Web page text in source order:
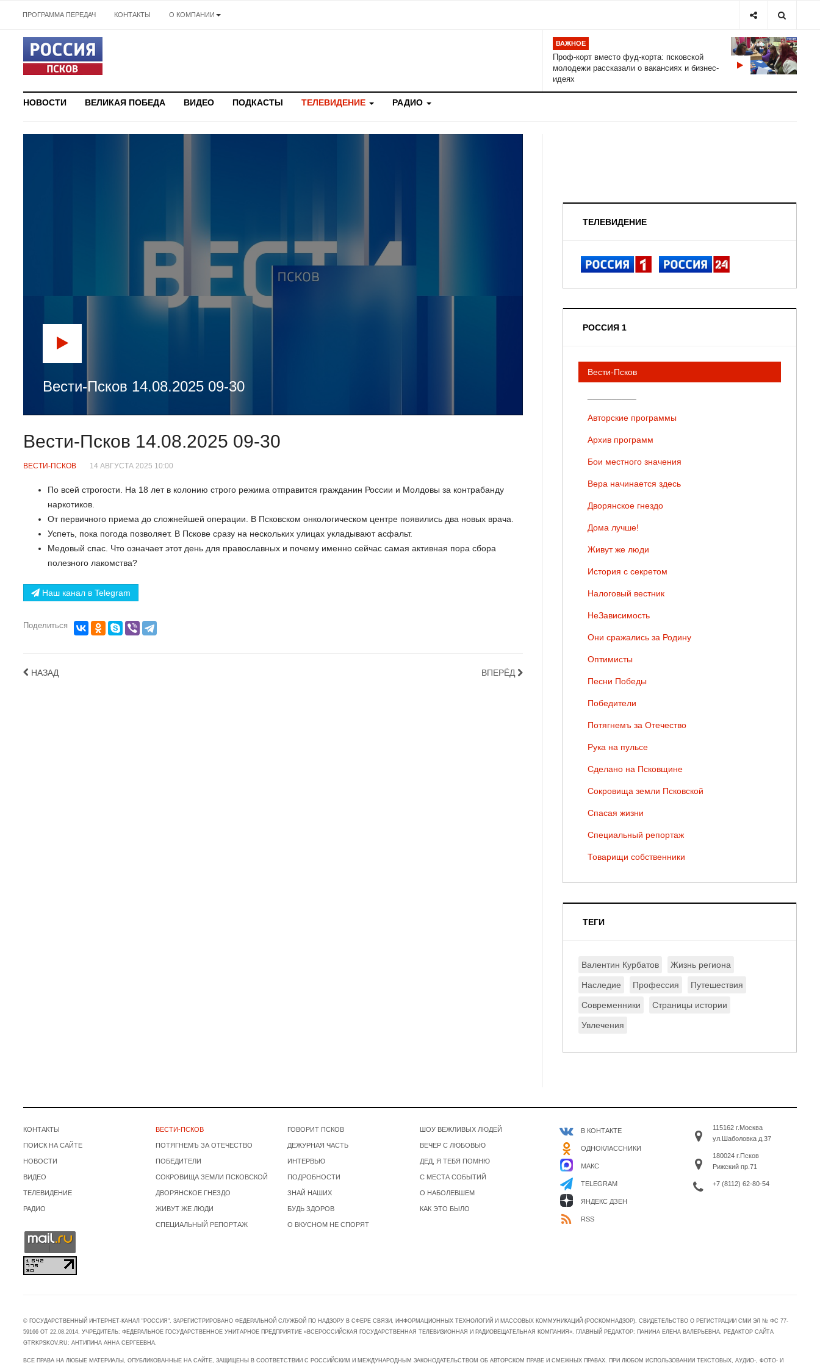
ПРОГРАММА ПЕРЕДАЧ КОНТАКТЫ О КОМПАНИИ
ВАЖНОЕ
Проф-корт вместо фуд-корта: псковской
молодежи рассказали о вакансиях и бизнес-
идеях
НОВОСТИ ВЕЛИКАЯ ПОБЕДА ВИДЕО ПОДКАСТЫ ТЕЛЕВИДЕНИЕ РАДИО
Вести-Псков 14.08.2025 09-30
Вести-Псков 14.08.2025 09-30
ВЕСТИ-ПСКОВ 14 АВГУСТА 2025 10:00
По всей строгости. На 18 лет в колонию строго режима отправится гражданин России и Молдовы за контрабанду
наркотиков.
От первичного приема до сложнейшей операции. В Псковском онкологическом центре появились два новых врача.
Успеть, пока погода позволяет. В Пскове сразу на нескольких улицах укладывают асфальт.
Медовый спас. Что означает этот день для православных и почему именно сейчас самая активная пора сбора
полезного лакомства?
Наш канал в Telegram
Поделиться
НАЗАД ВПЕРЁД
ТЕЛЕВИДЕНИЕ
РОССИЯ 1
Вести-Псков
Авторские программы
Архив программ
Бои местного значения
Вера начинается здесь
Дворянское гнездо
Дома лучше!
Живут же люди
История с секретом
Налоговый вестник
НеЗависимость
Они сражались за Родину
Оптимисты
Песни Победы
Победители
Потягнемъ за Отечество
Рука на пульсе
Сделано на Псковщине
Сокровища земли Псковской
Спасая жизни
Специальный репортаж
Товарищи собственники
ТЕГИ
Валентин Курбатов Жизнь региона
Наследие Профессия Путешествия
Современники Страницы истории
Увлечения
КОНТАКТЫ
ПОИСК НА САЙТЕ
НОВОСТИ
ВИДЕО
ТЕЛЕВИДЕНИЕ
РАДИО
ВЕСТИ-ПСКОВ
ПОТЯГНЕМЪ ЗА ОТЕЧЕСТВО
ПОБЕДИТЕЛИ
СОКРОВИЩА ЗЕМЛИ ПСКОВСКОЙ
ДВОРЯНСКОЕ ГНЕЗДО
ЖИВУТ ЖЕ ЛЮДИ
СПЕЦИАЛЬНЫЙ РЕПОРТАЖ
ГОВОРИТ ПСКОВ
ДЕЖУРНАЯ ЧАСТЬ
ИНТЕРВЬЮ
ПОДРОБНОСТИ
ЗНАЙ НАШИХ
БУДЬ ЗДОРОВ
О ВКУСНОМ НЕ СПОРЯТ
ШОУ ВЕЖЛИВЫХ ЛЮДЕЙ
ВЕЧЕР С ЛЮБОВЬЮ
ДЕД, Я ТЕБЯ ПОМНЮ
С МЕСТА СОБЫТИЙ
О НАБОЛЕВШЕМ
КАК ЭТО БЫЛО
В КОНТАКТЕ
ОДНОКЛАССНИКИ
МАКС
TELEGRAM
ЯНДЕКС ДЗЕН
RSS
115162 г.Москва
ул.Шаболовка д.37
180024 г.Псков
Рижский пр.71
+7 (8112) 62-80-54
© ГОСУДАРСТВЕННЫЙ ИНТЕРНЕТ-КАНАЛ "РОССИЯ". ЗАРЕГИСТРИРОВАНО ФЕДЕРАЛЬНОЙ СЛУЖБОЙ ПО НАДЗОРУ В СФЕРЕ СВЯЗИ, ИНФОРМАЦИОННЫХ ТЕХНОЛОГИЙ И МАССОВЫХ КОММУНИКАЦИЙ (РОСКОМНАДЗОР). СВИДЕТЕЛЬСТВО О РЕГИСТРАЦИИ СМИ ЭЛ № ФС 77-
59166 ОТ 22.08.2014. УЧРЕДИТЕЛЬ: ФЕДЕРАЛЬНОЕ ГОСУДАРСТВЕННОЕ УНИТАРНОЕ ПРЕДПРИЯТИЕ «ВСЕРОССИЙСКАЯ ГОСУДАРСТВЕННАЯ ТЕЛЕВИЗИОННАЯ И РАДИОВЕЩАТЕЛЬНАЯ КОМПАНИЯ». ГЛАВНЫЙ РЕДАКТОР: ПАНИНА ЕЛЕНА ВАЛЕРЬЕВНА. РЕДАКТОР САЙТА
GTRKPSKOV.RU: АНТИПИНА АННА СЕРГЕЕВНА.
ВСЕ ПРАВА НА ЛЮБЫЕ МАТЕРИАЛЫ, ОПУБЛИКОВАННЫЕ НА САЙТЕ, ЗАЩИЩЕНЫ В СООТВЕТСТВИИ С РОССИЙСКИМ И МЕЖДУНАРОДНЫМ ЗАКОНОДАТЕЛЬСТВОМ ОБ АВТОРСКОМ ПРАВЕ И СМЕЖНЫХ ПРАВАХ. ПРИ ЛЮБОМ ИСПОЛЬЗОВАНИИ ТЕКСТОВЫХ, АУДИО-, ФОТО- И